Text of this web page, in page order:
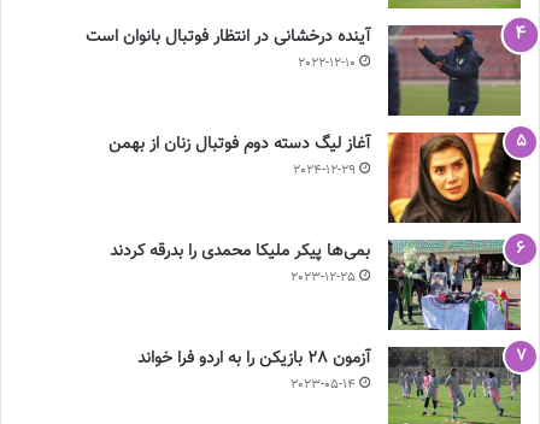
آینده درخشانی در انتظار فوتبال بانوان است
2022-12-10
آغاز لیگ دسته دوم فوتبال زنان از بهمن
2024-12-29
بمی‌ها پیکر ملیکا محمدی را بدرقه کردند
2023-12-25
آزمون 28 بازیکن را به اردو فرا خواند
2023-05-14